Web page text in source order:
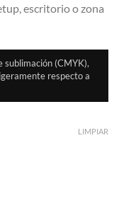
escritorio o zona
sublimación (CMYK),
respecto a
LIMPIAR